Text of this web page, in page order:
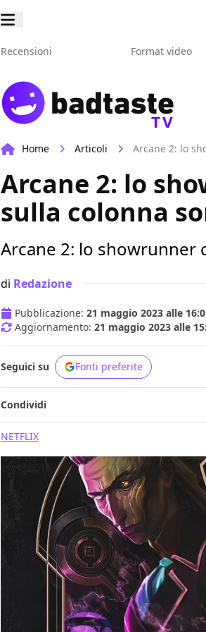
Recensioni Format video
TV
Home Articoli Arcane 2: lo
Arcane 2: lo
sulla colonna
Arcane 2: lo showrunner
di Redazione
Pubblicazione: 21 maggio 2023 alle
Aggiornamento: 21 maggio 2023 alle
Seguici su Fonti preferite
Condividi
NETFLIX